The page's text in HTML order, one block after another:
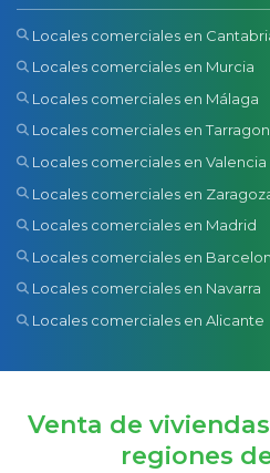
Locales comerciales en
Locales comerciales en Murcia
Locales comerciales en Málaga
Locales comerciales en
Locales comerciales en Valencia
Locales comerciales en
Locales comerciales en Madrid
Locales comerciales en
Locales comerciales en Navarra
Locales comerciales en Alicante
Venta de
regiones